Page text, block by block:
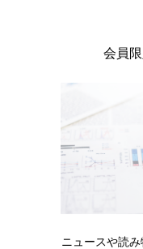
グ
会員
ニュースや読み